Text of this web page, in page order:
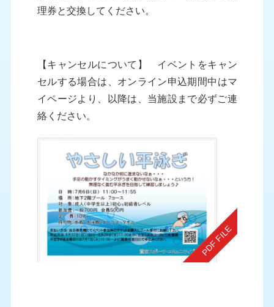
理券と交換してください。
【キャンセルについて】 イベントをキャン
セルする場合は、オンライン申込期間中はマ
イページより、以降は、当施設まで必ずご連
絡ください。